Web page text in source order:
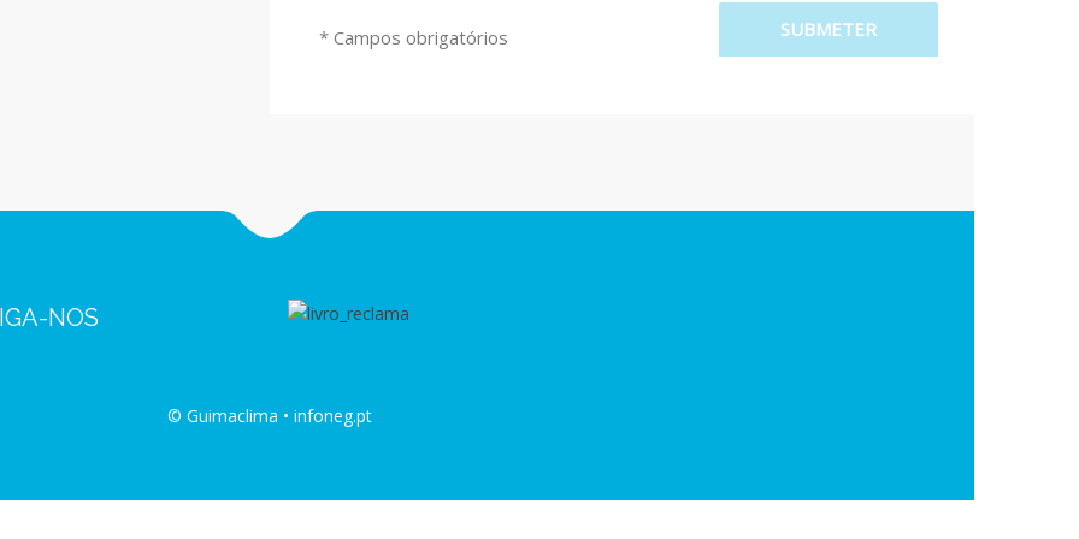
* Campos obrigatórios
NOS
© Guimaclima • infoneg.pt